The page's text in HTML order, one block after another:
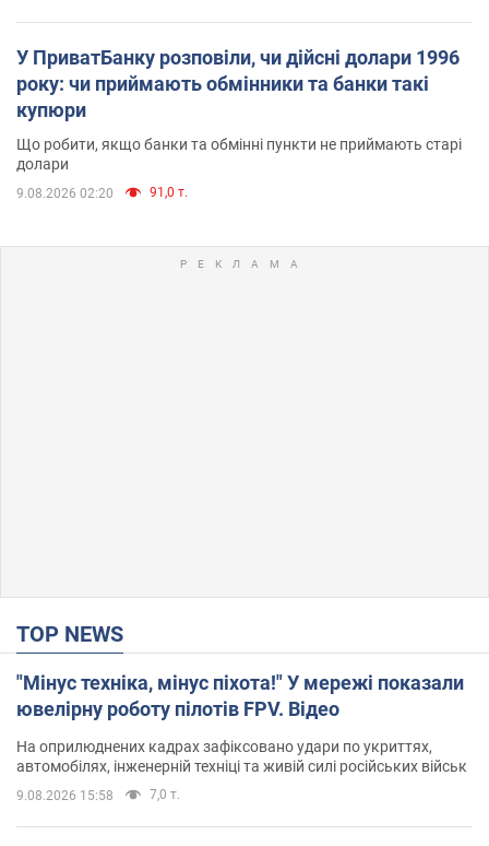
У ПриватБанку розповіли, чи дійсні долари 1996
року: чи приймають обмінники та банки такі
купюри
Що робити, якщо банки та обмінні пункти не приймають старі
долари
9.08.2026 02:20 91,0 т.
TOP NEWS
"Мінус техніка, мінус піхота!" У мережі показали
ювелірну роботу пілотів FPV. Відео
На оприлюднених кадрах зафіксовано удари по укриттях,
автомобілях, інженерній техніці та живій силі російських військ
9.08.2026 15:58 7,0 т.